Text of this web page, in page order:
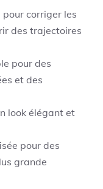
corriger les
des trajectoires
pour des
et des
look élégant et
pour des
grande